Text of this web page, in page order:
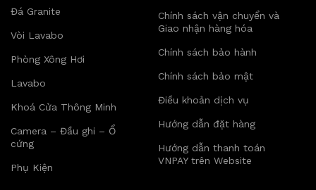
Đá Granite
Vòi Lavabo
Phòng Xông Hơi
Lavabo
Khoá Cửa Thông Minh
Camera – Đầu ghi – Ổ
cứng
Phụ Kiện
Chính sách vận chuyển và
Giao nhận hàng hóa
Chính sách bảo hành
Chính sách bảo mật
Điều khoản dịch vụ
Hướng dẫn đặt hàng
Hướng dẫn thanh toán
VNPAY trên Website